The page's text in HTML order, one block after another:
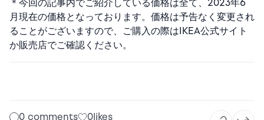
＊今回の記事内でご紹介している価格は全て、2023年6
月現在の価格となっております。価格は予告なく変更され
ることがございますので、ご購入の際はIKEA公式サイト
か販売店でご確認ください。
0 comments 0likes